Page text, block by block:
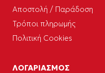
Αποστολή / Παράδοση
Τρόποι πληρωμής
Πολιτική Cookies
ΛΟΓΑΡΙΑΣΜΟΣ